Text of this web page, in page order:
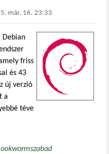
már. 16. 23:33
Debian
friss
és 43
új verzió
a
téve
szabad